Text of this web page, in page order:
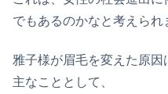
でもあるのかなと考えられ
雅子様が眉毛を変えた原因
主なこととして、